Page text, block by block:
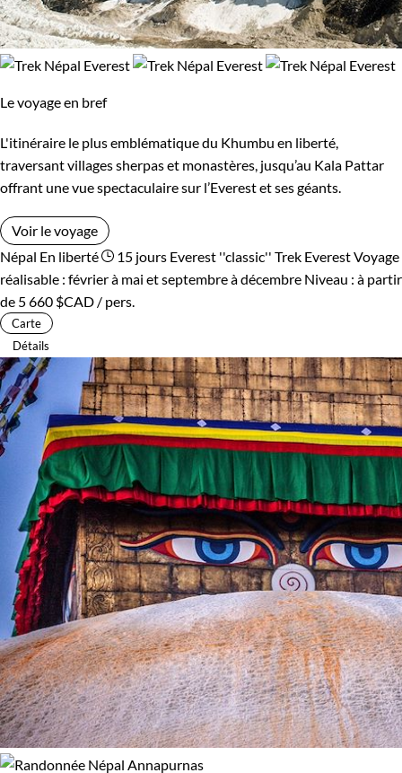
Le voyage en bref
L'itinéraire le plus emblématique du Khumbu en liberté,
traversant villages sherpas et monastères, jusqu’au Kala Pattar
offrant une vue spectaculaire sur l’Everest et ses géants.
Voir le voyage
Népal En liberté 15 jours Everest ''classic'' Trek EverestVoyage
réalisable : février à mai et septembre à décembre Niveau : à partir
de 5 660 $CAD / pers.
Carte
Détails